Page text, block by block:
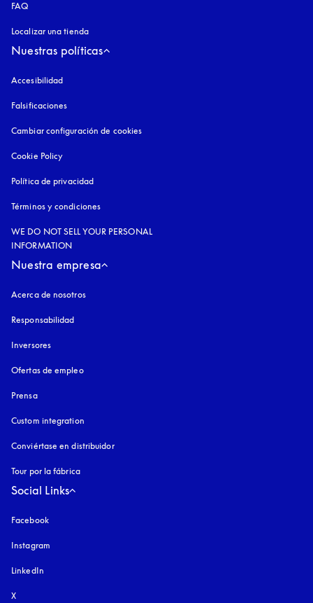
FAQ
Localizar una tienda
Nuestras políticas
Accesibilidad
Falsificaciones
Cambiar configuración de cookies
Cookie Policy
Política de privacidad
Términos y condiciones
WE DO NOT SELL YOUR PERSONAL
INFORMATION
Nuestra empresa
Acerca de nosotros
Responsabilidad
Inversores
Ofertas de empleo
Prensa
Custom integration
Conviértase en distribuidor
Tour por la fábrica
Social Links
Facebook
Instagram
LinkedIn
X